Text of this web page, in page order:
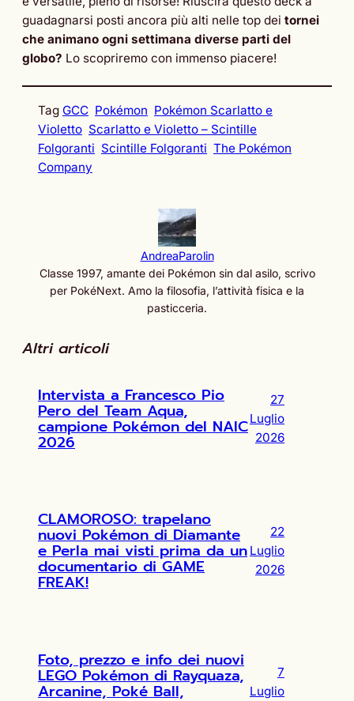
guadagnarsi posti ancora più alti nelle top dei tornei
che animano ogni settimana diverse parti del
globo? Lo scopriremo con immenso piacere!
Tag GCC Pokémon Pokémon Scarlatto e
Violetto Scarlatto e Violetto – Scintille
Folgoranti Scintille Folgoranti The Pokémon
Company
AndreaParolin
Classe 1997, amante dei Pokémon sin dal asilo, scrivo
per PokéNext. Amo la filosofia, l’attività fisica e la
pasticceria.
Altri articoli
Intervista a Francesco Pio
Pero del Team Aqua,
campione Pokémon del NAIC
2026
27
Luglio
2026
CLAMOROSO: trapelano
nuovi Pokémon di Diamante
e Perla mai visti prima da un
documentario di GAME
FREAK!
22
Luglio
2026
Foto, prezzo e info dei nuovi
LEGO Pokémon di Rayquaza,
Arcanine, Poké Ball,
7
Luglio